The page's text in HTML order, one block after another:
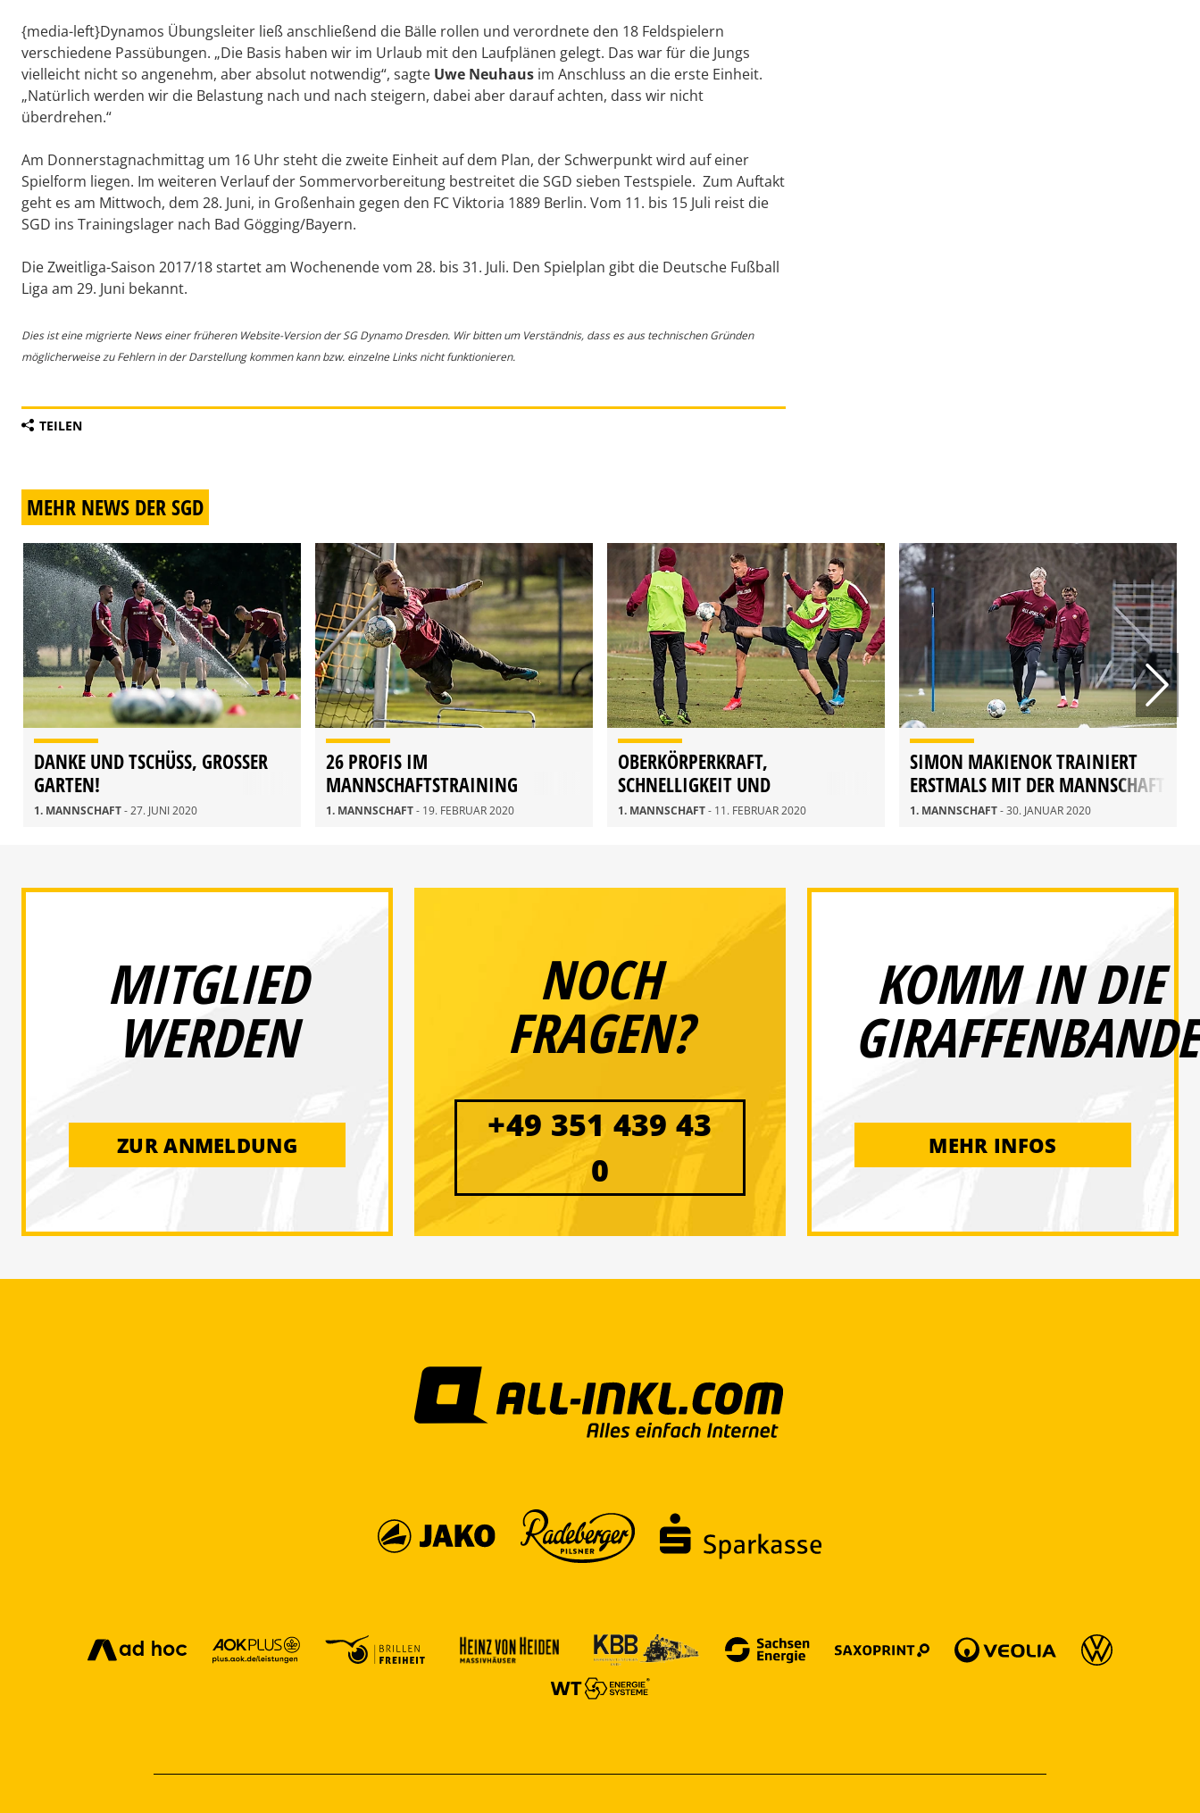
{media-left}Dynamos Übungsleiter ließ anschließend die Bälle rollen und verordnete den 18 Feldspielern
verschiedene Passübungen. „Die Basis haben wir im Urlaub mit den Laufplänen gelegt. Das war für die Jungs
vielleicht nicht so angenehm, aber absolut notwendig“, sagte Uwe Neuhaus im Anschluss an die erste Einheit.
„Natürlich werden wir die Belastung nach und nach steigern, dabei aber darauf achten, dass wir nicht
überdrehen.“
Am Donnerstagnachmittag um 16 Uhr steht die zweite Einheit auf dem Plan, der Schwerpunkt wird auf einer
Spielform liegen. Im weiteren Verlauf der Sommervorbereitung bestreitet die SGD sieben Testspiele. Zum Auftakt
geht es am Mittwoch, dem 28. Juni, in Großenhain gegen den FC Viktoria 1889 Berlin. Vom 11. bis 15 Juli reist die
SGD ins Trainingslager nach Bad Gögging/Bayern.
Die Zweitliga-Saison 2017/18 startet am Wochenende vom 28. bis 31. Juli. Den Spielplan gibt die Deutsche Fußball
Liga am 29. Juni bekannt.
Dies ist eine migrierte News einer früheren Website-Version der SG Dynamo Dresden. Wir bitten um Verständnis, dass es aus technischen Gründen
möglicherweise zu Fehlern in der Darstellung kommen kann bzw. einzelne Links nicht funktionieren.
TEILEN
MEHR NEWS DER SGD
DANKE UND TSCHÜSS, GROSSER G
ARTEN!
1. MANNSCHAFT- 27. JUNI 2020
26 PROFIS IM
MANNSCHAFTSTRAINING
1. MANNSCHAFT- 19. FEBRUAR 2020
OBERKÖRPERKRAFT,
SCHNELLIGKEIT UND
ZWEIKAMPFVERHALTEN
1. MANNSCHAFT- 11. FEBRUAR 2020
SIMON MAKIENOK TRAINIERT
ERSTMALS MIT DER MANNSCHAFT
1. MANNSCHAFT- 30. JANUAR 2020
MITGLIED
WERDEN
ZUR ANMELDUNG
NOCH
FRAGEN?
+49 351 439 43
0
KOMM IN DIE
GIRAFFENBANDE
MEHR INFOS